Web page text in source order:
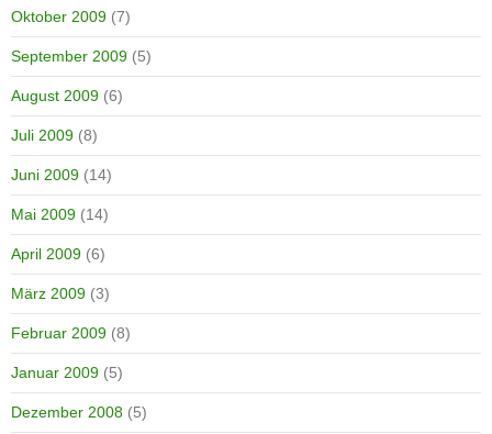
Oktober 2009 (7)
September 2009 (5)
August 2009 (6)
Juli 2009 (8)
Juni 2009 (14)
Mai 2009 (14)
April 2009 (6)
März 2009 (3)
Februar 2009 (8)
Januar 2009 (5)
Dezember 2008 (5)